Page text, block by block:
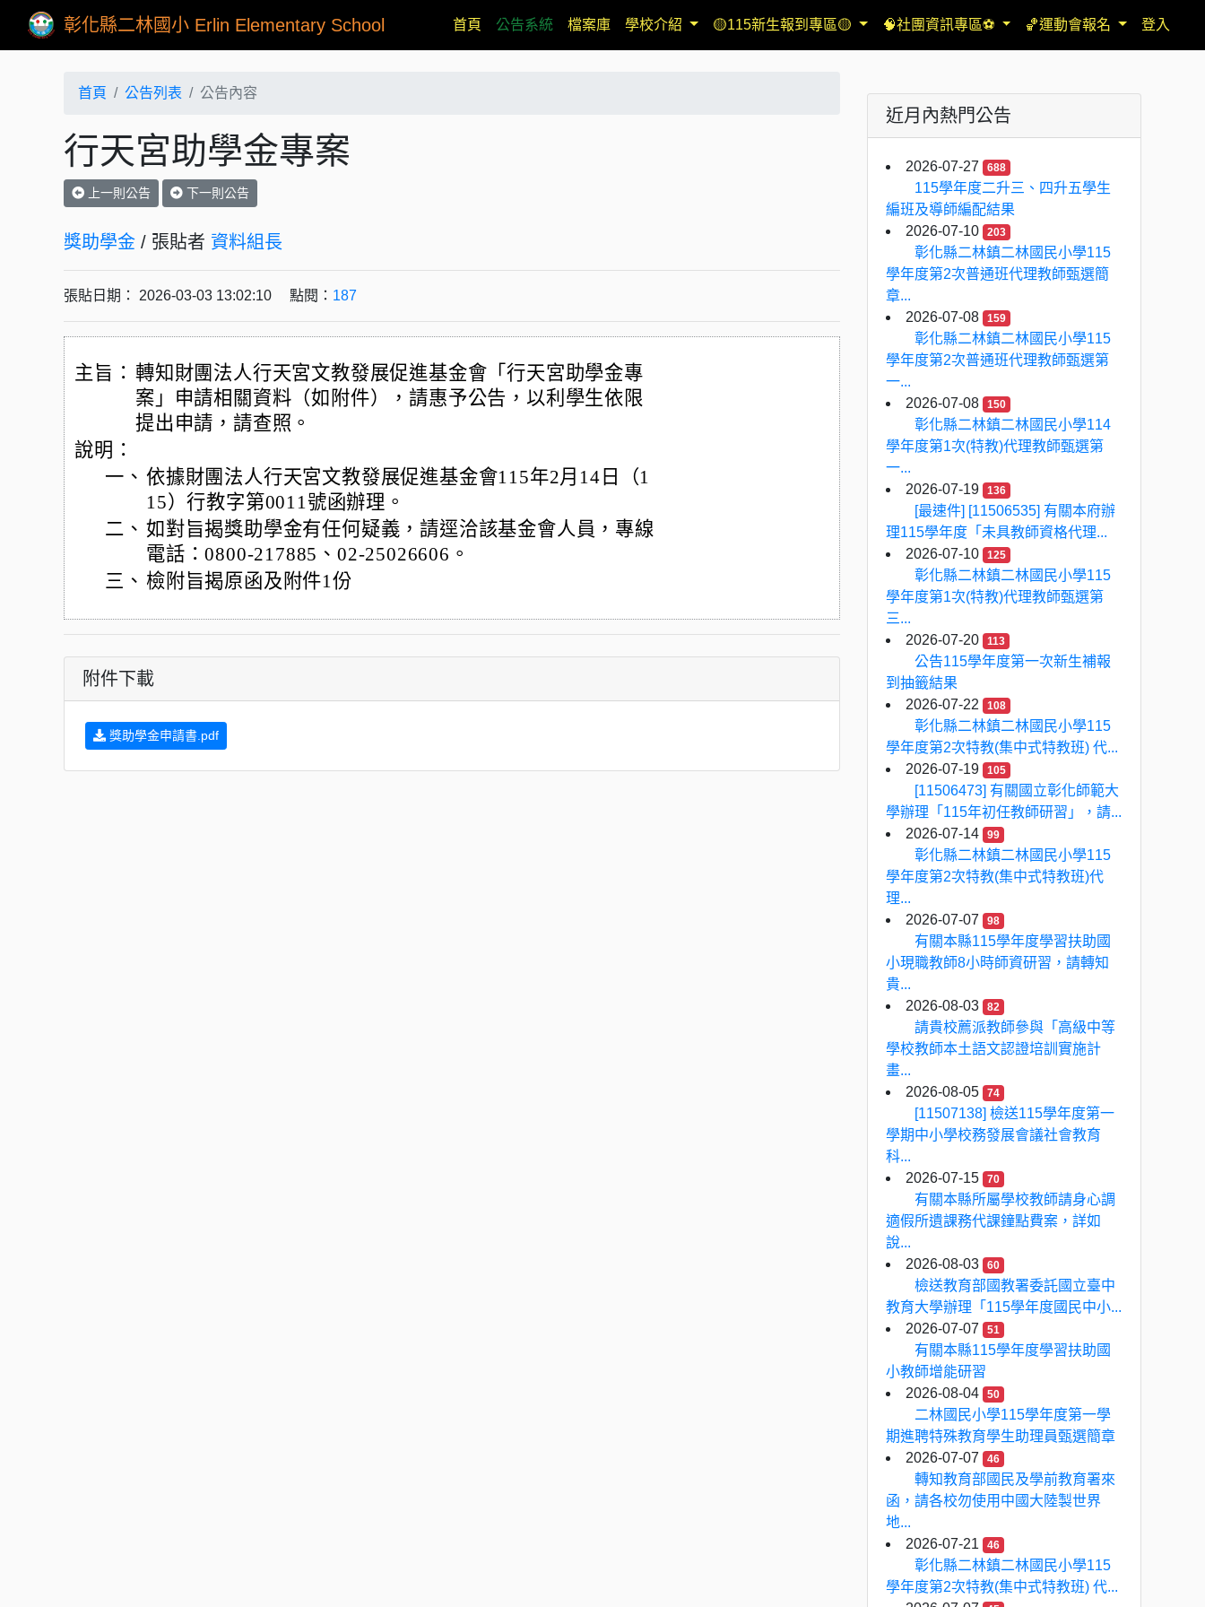
彰化縣二林國小 Erlin Elementary School 首頁 (current)
公告系統 檔案庫 學校介紹 🟡115新生報到專區🟡 🧠社團資訊專區⚽ 🏀運動會報名 登入
首頁 公告列表 公告內容
行天宮助學金專案
上一則公告 下一則公告
獎助學金 / 張貼者 資料組長
張貼日期： 2026-03-03 13:02:10 點閱： 187
主旨： 轉知財團法人行天宮文教發展促進基金會「行天宮助學金專
案」申請相關資料（如附件），請惠予公告，以利學生依限
提出申請，請查照。
說明：
一、 依據財團法人行天宮文教發展促進基金會115年2月14日（1
15）行教字第0011號函辦理。
二、 如對旨揭獎助學金有任何疑義，請逕洽該基金會人員，專線
電話：0800-217885、02-25026606。
三、 檢附旨揭原函及附件1份
附件下載
獎助學金申請書.pdf
近月內熱門公告
2026-07-27 688
115學年度二升三、四升五學生
編班及導師編配結果
2026-07-10
203
彰化縣二林鎮二林國民小學115
學年度第2次普通班代理教師甄選簡
章...
2026-07-08
159
彰化縣二林鎮二林國民小學115
學年度第2次普通班代理教師甄選第
一...
2026-07-08
150
彰化縣二林鎮二林國民小學114
學年度第1次(特教)代理教師甄選第
一...
2026-07-19
136
[最速件] [11506535] 有關本府辦
理115學年度「未具教師資格代理...
2026-07-10
125
彰化縣二林鎮二林國民小學115
學年度第1次(特教)代理教師甄選第
三...
2026-07-20
113
公告115學年度第一次新生補報
到抽籤結果
2026-07-22
108
彰化縣二林鎮二林國民小學115
學年度第2次特教(集中式特教班) 代...
2026-07-19
105
[11506473] 有關國立彰化師範大
學辦理「115年初任教師研習」，請...
2026-07-14
99
彰化縣二林鎮二林國民小學115
學年度第2次特教(集中式特教班)代
理...
2026-07-07
98
有關本縣115學年度學習扶助國
小現職教師8小時師資研習，請轉知
貴...
2026-08-03
82
請貴校薦派教師參與「高級中等
學校教師本土語文認證培訓實施計
畫...
2026-08-05
74
[11507138] 檢送115學年度第一
學期中小學校務發展會議社會教育
科...
2026-07-15
70
有關本縣所屬學校教師請身心調
適假所遺課務代課鐘點費案，詳如
說...
2026-08-03
60
檢送教育部國教署委託國立臺中
教育大學辦理「115學年度國民中小...
2026-07-07
51
有關本縣115學年度學習扶助國
小教師增能研習
2026-08-04
50
二林國民小學115學年度第一學
期進聘特殊教育學生助理員甄選簡章
2026-07-07
46
轉知教育部國民及學前教育署來
函，請各校勿使用中國大陸製世界
地...
2026-07-21
46
彰化縣二林鎮二林國民小學115
學年度第2次特教(集中式特教班) 代...